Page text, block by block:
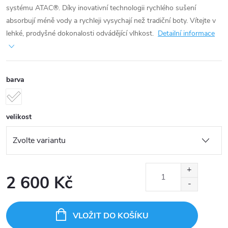
systému ATAC®. Díky inovativní technologii rychlého sušení
absorbují méně vody a rychleji vysychají než tradiční boty. Vítejte v
lehké, prodyšné dokonalosti odvádějící vlhkost. Detailní informace
barva
velikost
2 600 Kč
cena:
VLOŽIT DO KOŠÍKU